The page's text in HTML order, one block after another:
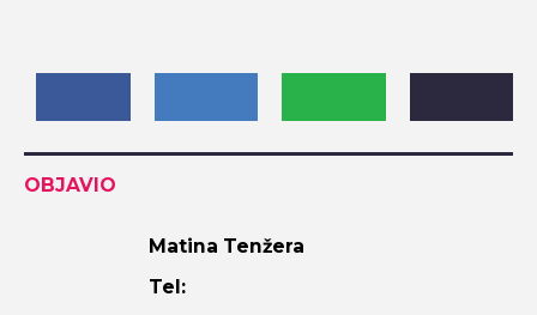
OBJAVIO
Matina Tenžera
Tel: